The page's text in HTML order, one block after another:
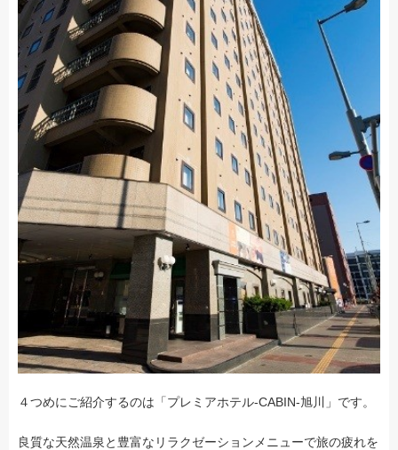
４つめにご紹介するのは「プレミアホテル-CABIN-旭川」です。
良質な天然温泉と豊富なリラクゼーションメニューで旅の疲れを